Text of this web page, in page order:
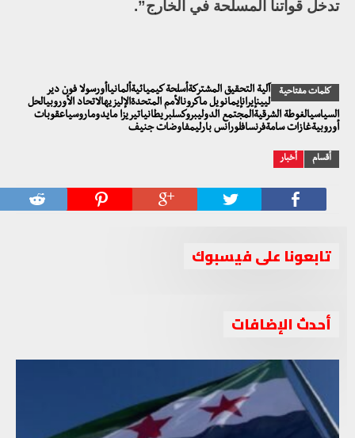
تدخل قواتنا المسلحة في الخارج”.
كلمات مفتاحية
آلية التحقيق المشتركةأسلحة كيميائيةألمانياأورسولا فون دير
ليينإيرانإيمانويل ماكرونالأمم المتحدةالإليزيهالاتحاد الأوروبيالحل
السياسيالغوطة الشرقيةالمجتمع الدوليبروكسلبريطانياتيريزا مايدوماروسياعقوبات
أوروبيةغازات سامةفرنسافلورانس بارليمفاوضات جنيف
أقسام أخبار
تابعونا على فيسبوك
أحدث الإضافات